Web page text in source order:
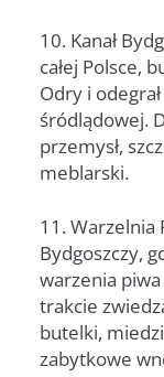
10. Kanał
całej Polsce,
Odry i
śródlądowej.
przemysł,
meblarski.
11. Warzelnia
Bydgoszczy,
warzenia
trakcie
butelki,
zabytkowe